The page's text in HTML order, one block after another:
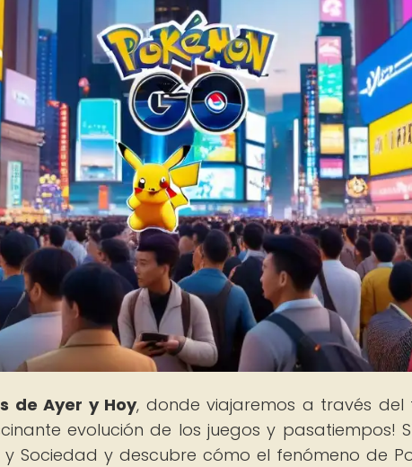
de Ayer y Hoy, donde viajaremos a través
evolución de los juegos y pasatiempos!
Sociedad y descubre cómo el fenómeno de